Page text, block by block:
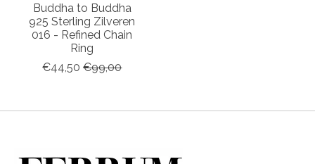
Buddha to Buddha
925 Sterling Zilveren
016 - Refined Chain
Ring
€44,50 €99,00